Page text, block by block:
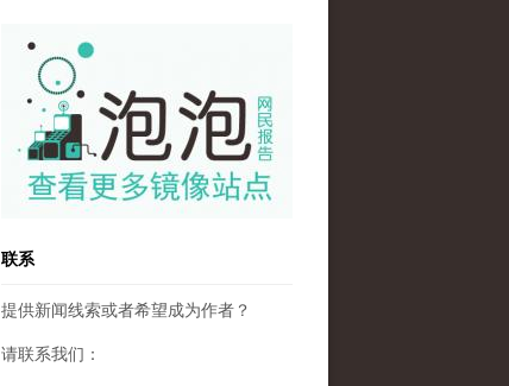
pao-pao-banner-mirror-site-120814.jpg
联系
提供新闻线索或者希望成为作者？
请联系我们：